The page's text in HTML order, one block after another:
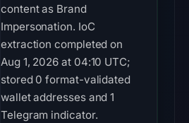
content as Brand
Impersonation. IoC
extraction completed on
Aug 1, 2026 at 04:10 UTC;
stored 0 format-validated
wallet addresses and 1
Telegram indicator.